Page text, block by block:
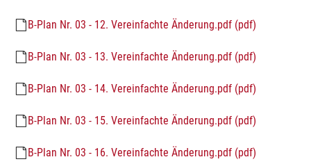
B-Plan Nr. 03 - 12. Vereinfachte Änderung.pdf (pdf)
B-Plan Nr. 03 - 13. Vereinfachte Änderung.pdf (pdf)
B-Plan Nr. 03 - 14. Vereinfachte Änderung.pdf (pdf)
B-Plan Nr. 03 - 15. Vereinfachte Änderung.pdf (pdf)
B-Plan Nr. 03 - 16. Vereinfachte Änderung.pdf (pdf)